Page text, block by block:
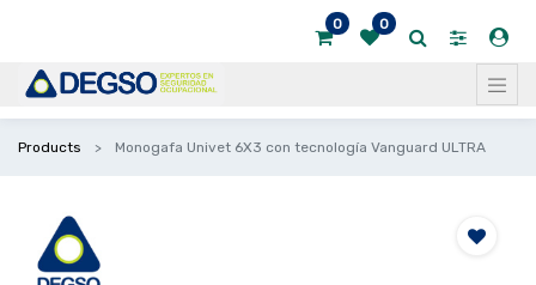
0 0
Products Monogafa Univet 6X3 con tecnología Vanguard ULTRA